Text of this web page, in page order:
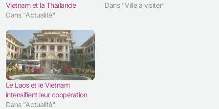
Vietnam et la Thaïlande
Dans "Actualité"
Dans "Ville à visiter"
Le Laos et le Vietnam
intensifient leur coopération
Dans "Actualité"